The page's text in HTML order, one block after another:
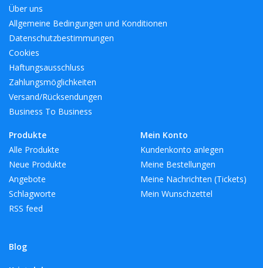
Über uns
Allgemeine Bedingungen und Konditionen
Datenschutzbestimmungen
Cookies
Haftungsausschluss
Zahlungsmöglichkeiten
Versand/Rücksendungen
Business To Business
Produkte
Alle Produkte
Neue Produkte
Angebote
Schlagworte
RSS feed
Blog
Mein Konto
Kundenkonto anlegen
Meine Bestellungen
Meine Nachrichten (Tickets)
Mein Wunschzettel